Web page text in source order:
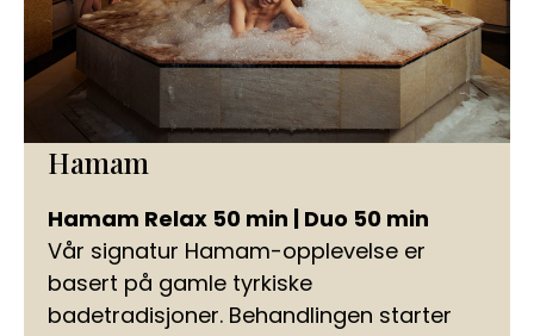
Hamam
Hamam Relax 50 min | Duo 50 min
Vår signatur Hamam-opplevelse er
basert på gamle tyrkiske
badetradisjoner. Behandlingen starter